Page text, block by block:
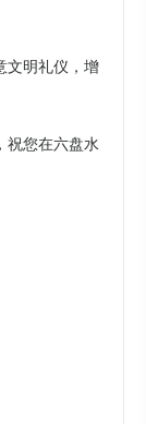
文明礼仪，增
祝您在六盘水